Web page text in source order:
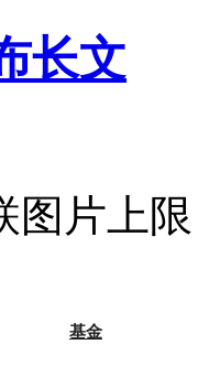
长文
图片上限
基金